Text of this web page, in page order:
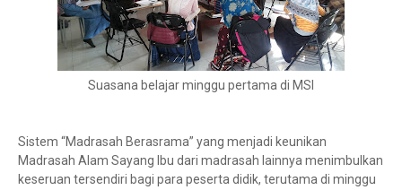
Suasana belajar minggu pertama di MSI
Sistem “Madrasah Berasrama” yang menjadi keunikan
Madrasah Alam Sayang Ibu dari madrasah lainnya menimbulkan
keseruan tersendiri bagi para peserta didik, terutama di minggu